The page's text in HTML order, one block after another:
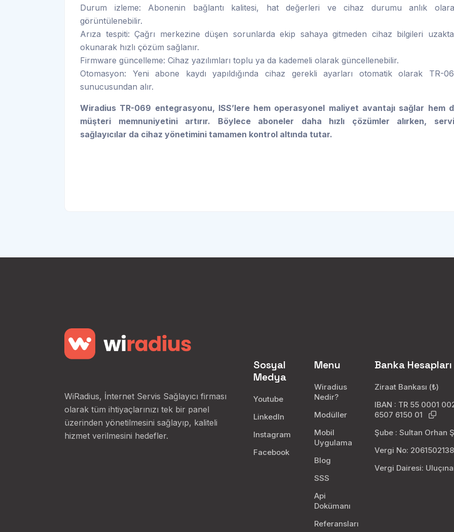
Durum izleme: Abonenin bağlantı kalitesi, hat değerleri ve cihaz durumu anlık
görüntülenebilir.
Arıza tespiti: Çağrı merkezine düşen sorunlarda ekip sahaya gitmeden cihaz bilgileri
okunarak hızlı çözüm sağlanır.
Firmware güncelleme: Cihaz yazılımları toplu ya da kademeli olarak güncellenebilir.
Otomasyon: Yeni abone kaydı yapıldığında cihaz gerekli ayarları otomatik olarak TR-
sunucusundan alır.
Wiradius TR-069 entegrasyonu, ISS’lere hem operasyonel maliyet avantajı sağlar hem
müşteri memnuniyetini artırır. Böylece aboneler daha hızlı çözümler alırken,
sağlayıcılar da cihaz yönetimini tamamen kontrol altında tutar.
WiRadius, İnternet Servis Sağlayıcı firması
olarak tüm ihtiyaçlarınızı tek bir panel
üzerinden yönetilmesini sağlayıp, kaliteli
hizmet verilmesini hedefler.
Sosyal
Medya
Youtube
LinkedIn
Instagram
Facebook
Menu
Wiradius
Nedir?
Modüller
Mobil
Uygulama
Blog
SSS
Api
Dokümanı
Referansları
Banka Hesapları
Ziraat Bankası (₺)
IBAN : TR 55 0001
6507 6150 01
Şube : Sultan Orhan
Vergi No: 2061502138
Vergi Dairesi: